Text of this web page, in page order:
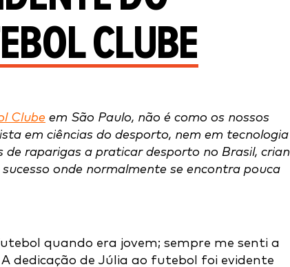
CLUBE
Clube em São Paulo, não é como os nossos
em ciências do desporto, nem em tecnologia
raparigas a praticar desporto no Brasil,
onde normalmente se encontra pouca
quando era jovem; sempre me senti a
dedicação de Júlia ao futebol foi evidente